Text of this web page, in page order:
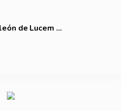
de Lucern ...